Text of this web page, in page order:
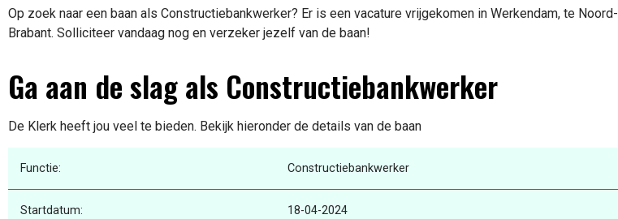
Op zoek naar een baan als Constructiebankwerker? Er is een vacature vrijgekomen in Werkendam, te Noord-
Brabant. Solliciteer vandaag nog en verzeker jezelf van de baan!
Ga aan de slag als Constructiebankwerker
De Klerk heeft jou veel te bieden. Bekijk hieronder de details van de baan
Functie: Constructiebankwerker
Startdatum: 18-04-2024